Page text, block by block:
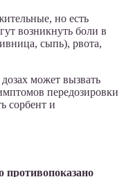
но есть
возникнуть боли в
сыпь), рвота,
может вызвать
передозировки
сорбент и
противопоказано